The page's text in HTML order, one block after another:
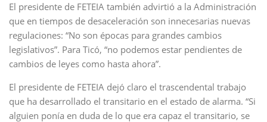
El presidente de FETEIA también advirtió a la Administración
que en tiempos de desaceleración son innecesarias nuevas
regulaciones: “No son épocas para grandes cambios
legislativos”. Para Ticó, “no podemos estar pendientes de
cambios de leyes como hasta ahora”.
El presidente de FETEIA dejó claro el trascendental trabajo
que ha desarrollado el transitario en el estado de alarma. “Si
alguien ponía en duda de lo que era capaz el transitario, se